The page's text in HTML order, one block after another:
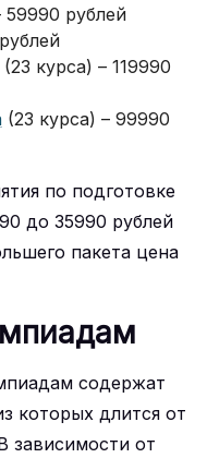
59990 рублей
(23 курса) – 119990
(23 курса) – 99990
по подготовке
до 35990 рублей
пакета цена
содержат
которых длится от
зависимости от